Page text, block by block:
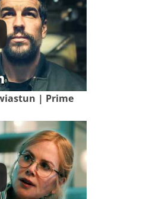
| Prime